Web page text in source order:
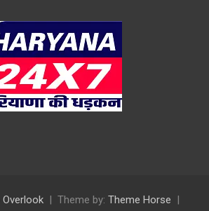
Overlook Theme by: Theme Horse